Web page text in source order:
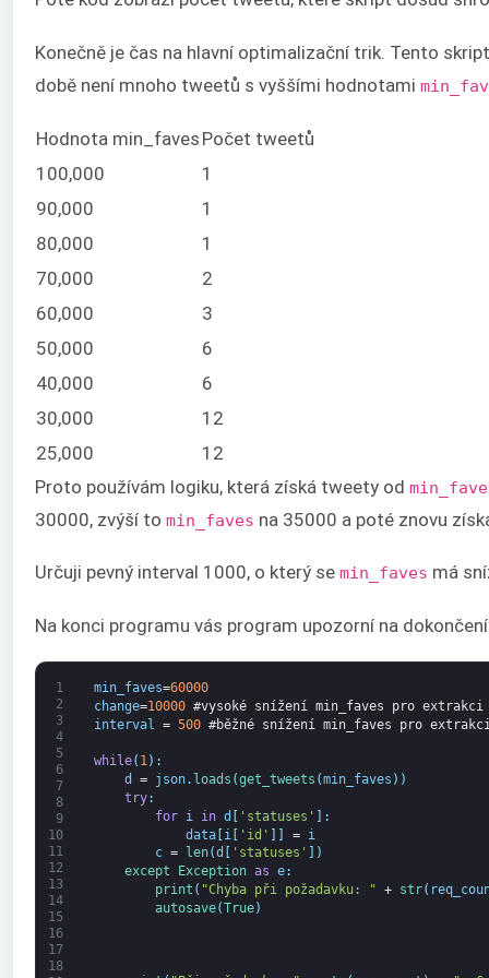
Konečně je čas na hlavní optimalizační trik. Tento
době není mnoho tweetů s vyššími hodnotami
Hodnota min_faves Počet tweetů
100,000
1
90,000
1
80,000
1
70,000
2
60,000
3
50,000
6
40,000
6
30,000
12
25,000
12
Proto používám logiku, která získá tweety od
30000, zvýší to min_faves na 35000 a poté znovu
Určuji pevný interval 1000, o který se min_faves má
Na konci programu vás program upozorní na dokončení
1
2
3
4
5
6
7
8
9
10
11
12
13
14
15
16
17
18
min_faves=60000
change=10000 #vysoké snížení min_faves pro extrakci
interval
= 500 #běžné snížení min_faves pro
while( 1) :
d
= json. loads (get_tweets (min_faves ) )
try:
for
i in d [ 'statuses' ] :
data[i [ 'id' ] ] =
i
c = len(d 'statuses'
)
except
Exception as e:
print ( "Chyba při požadavku: " + str(
autosave(True)